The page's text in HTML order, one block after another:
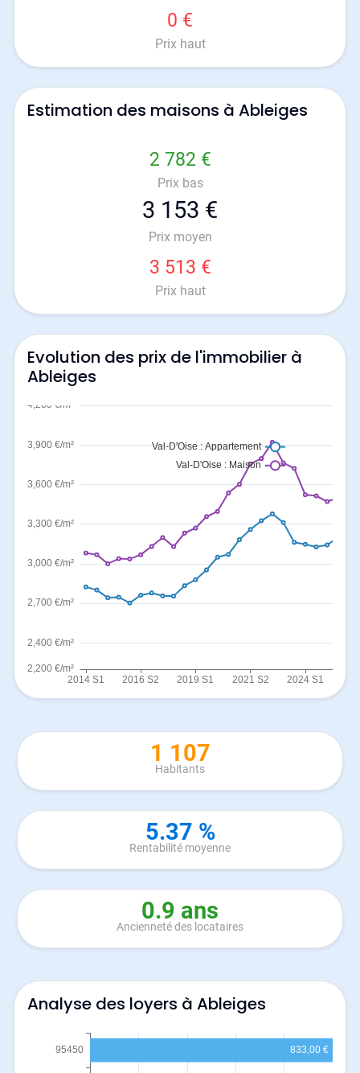
0 €
Prix haut
Estimation des maisons à Ableiges
2 782 €
Prix bas
3 153 €
Prix moyen
3 513 €
Prix haut
Evolution des prix de l'immobilier à
Ableiges
1 107
Habitants
5.37 %
Rentabilité moyenne
0.9 ans
Ancienneté des locataires
Analyse des loyers à Ableiges